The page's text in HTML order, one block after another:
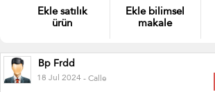
Eklegiys Eklebilimsel
makale
Bp Frdd
18 Jul 2024- Calle